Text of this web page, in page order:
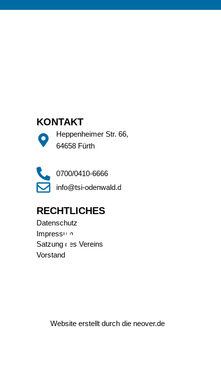
KONTAKT
Heppenheimer Str. 66,
64658 Fürth
0700/0410-6666
info@tsi-odenwald.de
RECHTLICHES
Datenschutz
Impressum
Satzung des Vereins
Vorstand
Website erstellt durch die neover.de